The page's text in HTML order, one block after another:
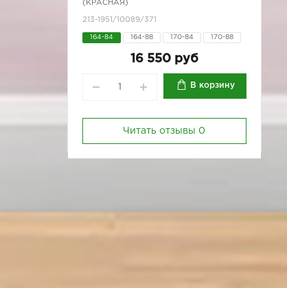
(КРАСНАЯ)
213-1951/10089/371
164-84 164-88 170-84 170-88
16 550 руб
В корзину
Читать отзывы 0